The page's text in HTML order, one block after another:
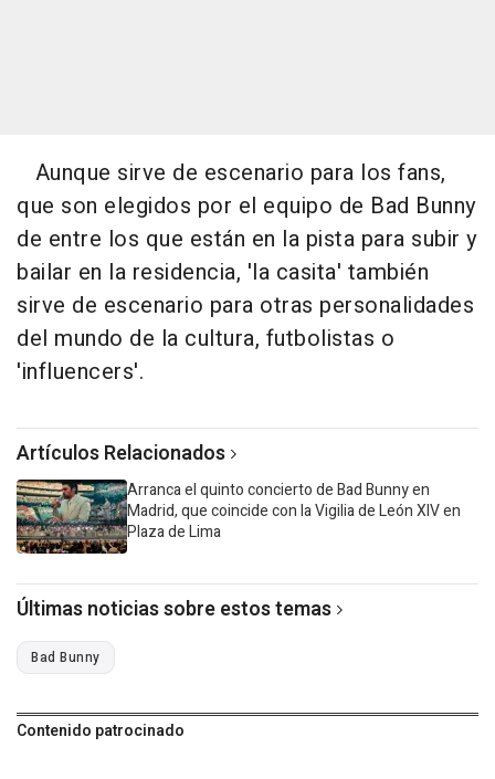
Aunque sirve de escenario para los fans,
que son elegidos por el equipo de Bad Bunny
de entre los que están en la pista para subir y
bailar en la residencia, 'la casita' también
sirve de escenario para otras personalidades
del mundo de la cultura, futbolistas o
'influencers'.
Artículos Relacionados
Arranca el quinto concierto de Bad Bunny en
Madrid, que coincide con la Vigilia de León XIV en
Plaza de Lima
Últimas noticias sobre estos temas
Bad Bunny
Contenido patrocinado